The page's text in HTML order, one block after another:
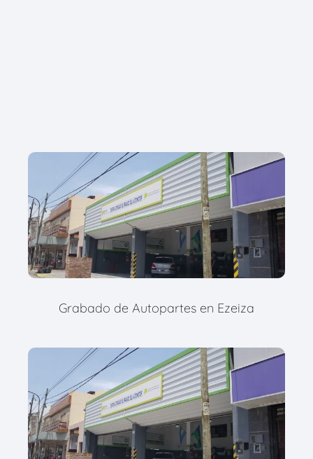
Grabado de Autopartes en Ezeiza